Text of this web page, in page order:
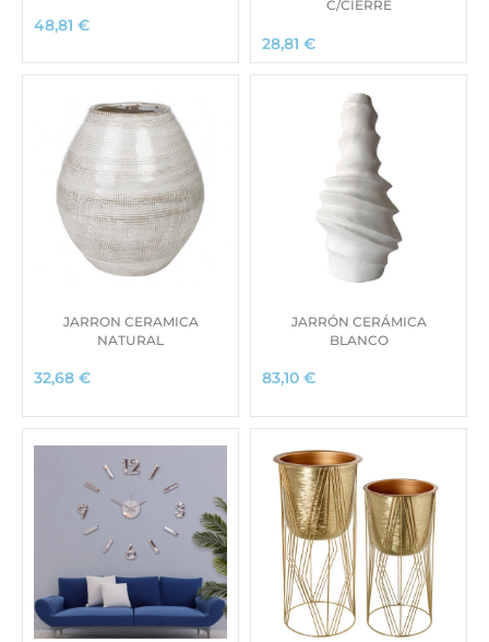
48,81 €
C/CIERRE
28,81 €
JARRON CERAMICA
NATURAL
32,68 €
JARRÓN CERÁMICA
BLANCO
83,10 €